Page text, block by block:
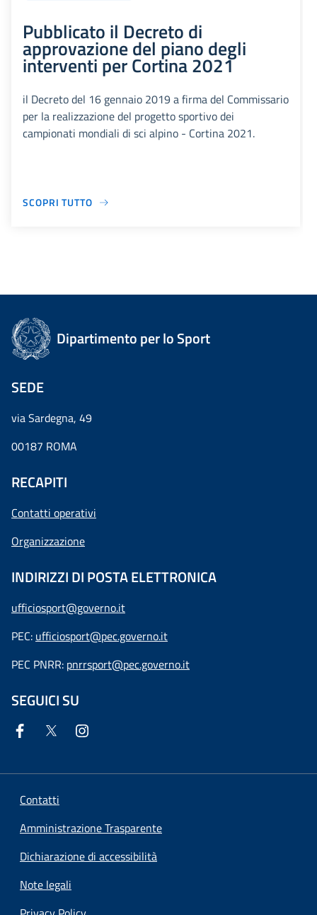
Pubblicato il Decreto di
approvazione del piano degli
interventi per Cortina 2021
il Decreto del 16 gennaio 2019 a firma del Commissario
per la realizzazione del progetto sportivo dei
campionati mondiali di sci alpino - Cortina 2021.
SCOPRI TUTTO
Dipartimento per lo Sport
SEDE
via Sardegna, 49
00187 ROMA
RECAPITI
Contatti operativi
Organizzazione
INDIRIZZI DI POSTA ELETTRONICA
ufficiosport@governo.it
PEC: ufficiosport@pec.governo.it
PEC PNRR: pnrrsport@pec.governo.it
SEGUICI SU
Contatti
Amministrazione Trasparente
Dichiarazione di accessibilità
Note legali